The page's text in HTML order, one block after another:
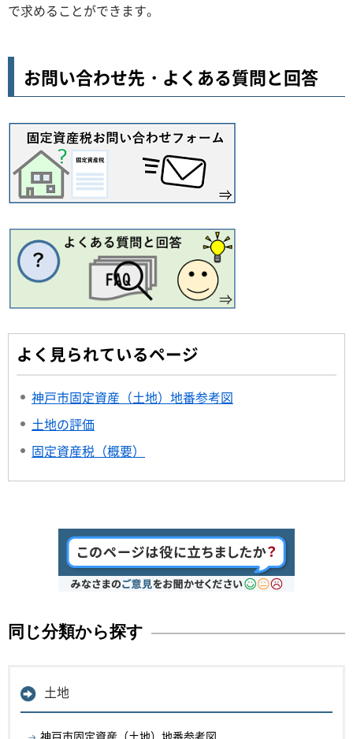
で求めることができます。
お問い合わせ先・よくある質問と回答
よく見られているページ
神戸市固定資産（土地）地番参考図
土地の評価
固定資産税（概要）
同じ分類から探す
土地